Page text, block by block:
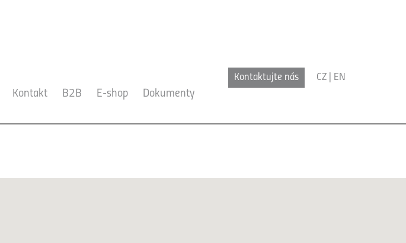
CZ EN
Kontaktujte nás
Kontakt B2B E-shop Dokumenty